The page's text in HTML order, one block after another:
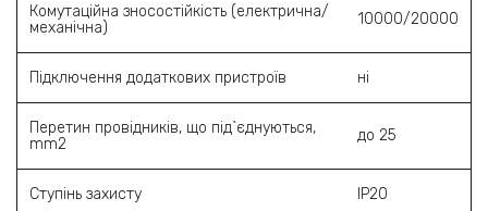
Комутаційна зносостійкість (електрична/
механічна)
10000/20000
Підключення додаткових пристроїв ні
Перетин провідників, що під`єднуються,
mm2
до 25
Ступінь захисту ІР20